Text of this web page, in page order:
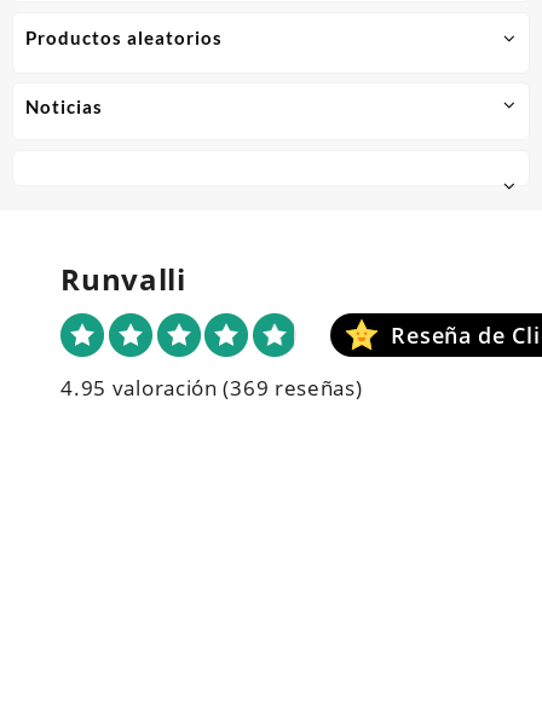
Productos aleatorios
Noticias
Runvalli
4.95 valoración (369 reseñas)